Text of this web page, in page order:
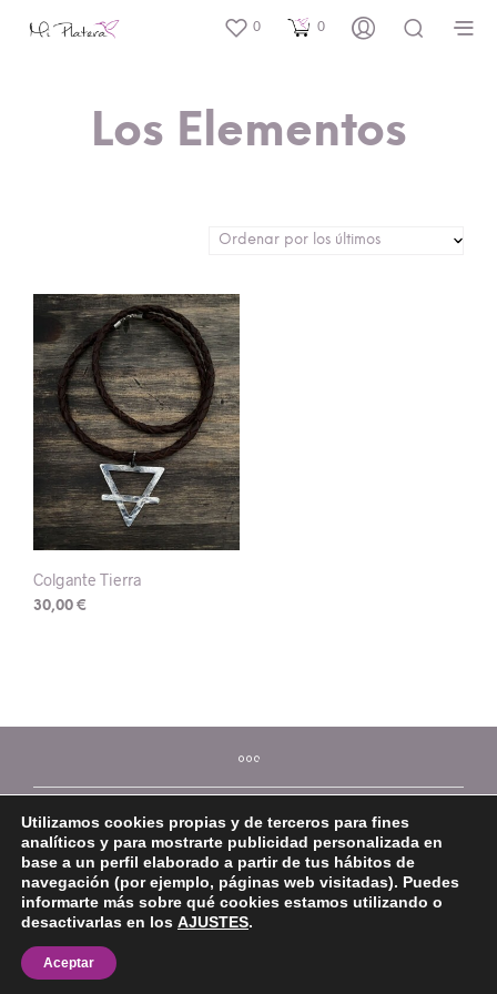
0 0
Los Elementos
Colgante Tierra
30,00 €
©2026 Mi Platera
Utilizamos cookies propias y de terceros para fines
analíticos y para mostrarte publicidad personalizada en
base a un perfil elaborado a partir de tus hábitos de
navegación (por ejemplo, páginas web visitadas). Puedes
informarte más sobre qué cookies estamos utilizando o
desactivarlas en los AJUSTES.
Aceptar